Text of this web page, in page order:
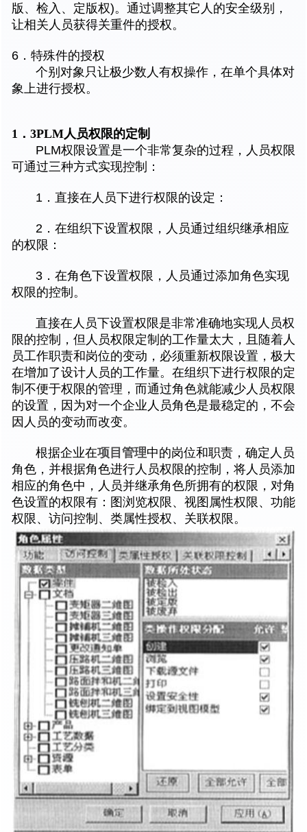
版、检入、定版权)。通过调整其它人的安全级别，
让相关人员获得关重件的授权。
6．特殊件的授权
个别对象只让极少数人有权操作，在单个具体对
象上进行授权。
1．3PLM人员权限的定制
PLM权限设置是一个非常复杂的过程，人员权限
可通过三种方式实现控制：
1．直接在人员下进行权限的设定：
2．在组织下设置权限，人员通过组织继承相应
的权限：
3．在角色下设置权限，人员通过添加角色实现
权限的控制。
直接在人员下设置权限是非常准确地实现人员权
限的控制，但人员权限定制的工作量太大，且随着人
员工作职责和岗位的变动，必须重新权限设置，极大
在增加了设计人员的工作量。在组织下进行权限的定
制不便于权限的管理，而通过角色就能减少人员权限
的设置，因为对一个企业人员角色是最稳定的，不会
因人员的变动而改变。
根据企业在项目管理中的岗位和职责，确定人员
角色，并根据角色进行人员权限的控制，将人员添加
相应的角色中，人员并继承角色所拥有的权限，对角
色设置的权限有：图浏览权限、视图属性权限、功能
权限、访问控制、类属性授权、关联权限。